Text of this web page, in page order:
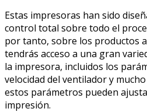
Estas impresoras han sido
control total sobre todo el
por tanto, sobre los productos
tendrás acceso a una gran
la impresora, incluidos los
velocidad del ventilador y
estos parámetros pueden
impresión.